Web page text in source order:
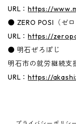
URL：https://
● ZERO POSI（ゼ
URL：https://
● 明石ぜろぽじ
明石市の就労継続支
URL：https://